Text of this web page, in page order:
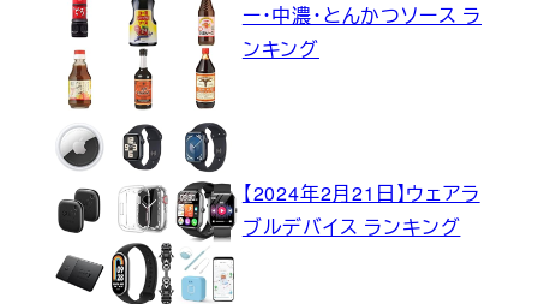
ー・中濃・とんかつソース ラ
ンキング
【2024年2月21日】ウェアラ
ブルデバイス ランキング